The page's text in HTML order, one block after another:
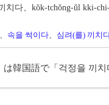
치다、kŏk-tchŏng-ŭl kki-
、 속을 썩이다、 심려(를) 끼치
は韓国語で「걱정을 끼치